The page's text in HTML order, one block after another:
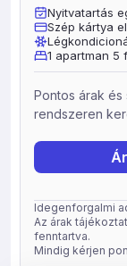
(kb. 1 km-re)
minden
pihenéshez
parkok,
Keszthely
programot
szórakozási
felnőtteknek
pihenésre,
szálláshelyet
Nyitvatartás
Szép kártya
1 apartman 5
Pontos árak
rendszeren
Idegenforgalmi
Az árak
fenntartva.
Mindig kérjen